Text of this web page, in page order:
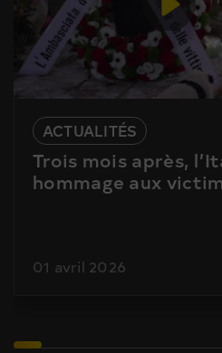
ACTUALITÉS
Trois mois après,
hommage aux
01 avril 2026